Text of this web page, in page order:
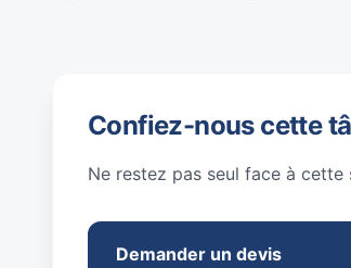
Confiez-nous cette
Ne restez pas seul face à
Demander un devis